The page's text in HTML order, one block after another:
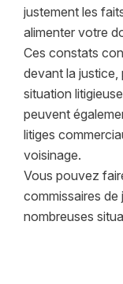
justement les
alimenter votre
Ces constats
devant la justice,
situation
peuvent
litiges
voisinage.
Vous pouvez
commissaires de
nombreuses